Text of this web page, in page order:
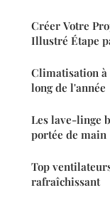
Créer Votre
Illustré Étape
Climatisation à
long de l'année
Les lave-linge
portée de main
Top
rafraîchissant